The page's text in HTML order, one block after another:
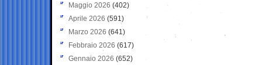
Maggio 2026 (402)
Aprile 2026 (591)
Marzo 2026 (641)
Febbraio 2026 (617)
Gennaio 2026 (652)